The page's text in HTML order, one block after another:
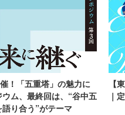
！「五重塔」の魅力に
ム、最終回は、“谷中五
り合う”がテーマ
【
｜